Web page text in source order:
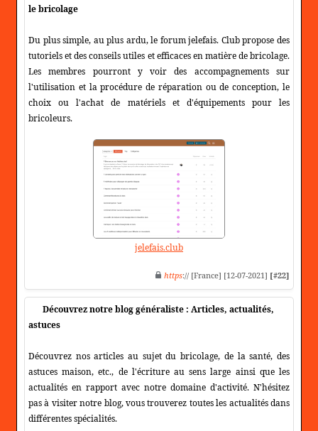
le bricolage
Du plus simple, au plus ardu, le forum jelefais. Club propose des
tutoriels et des conseils utiles et efficaces en matière de bricolage.
Les membres pourront y voir des accompagnements sur
l'utilisation et la procédure de réparation ou de conception, le
choix ou l'achat de matériels et d'équipements pour les
bricoleurs.
jelefais.club
https:// [France] [12-07-2021] [#22]
Découvrez notre blog généraliste : Articles, actualités,
astuces
Découvrez nos articles au sujet du bricolage, de la santé, des
astuces maison, etc., de l'écriture au sens large ainsi que les
actualités en rapport avec notre domaine d'activité. N'hésitez
pas à visiter notre blog, vous trouverez toutes les actualités dans
différentes spécialités.